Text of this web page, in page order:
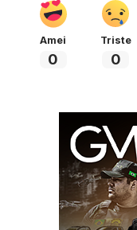
Amei
0
Triste
0